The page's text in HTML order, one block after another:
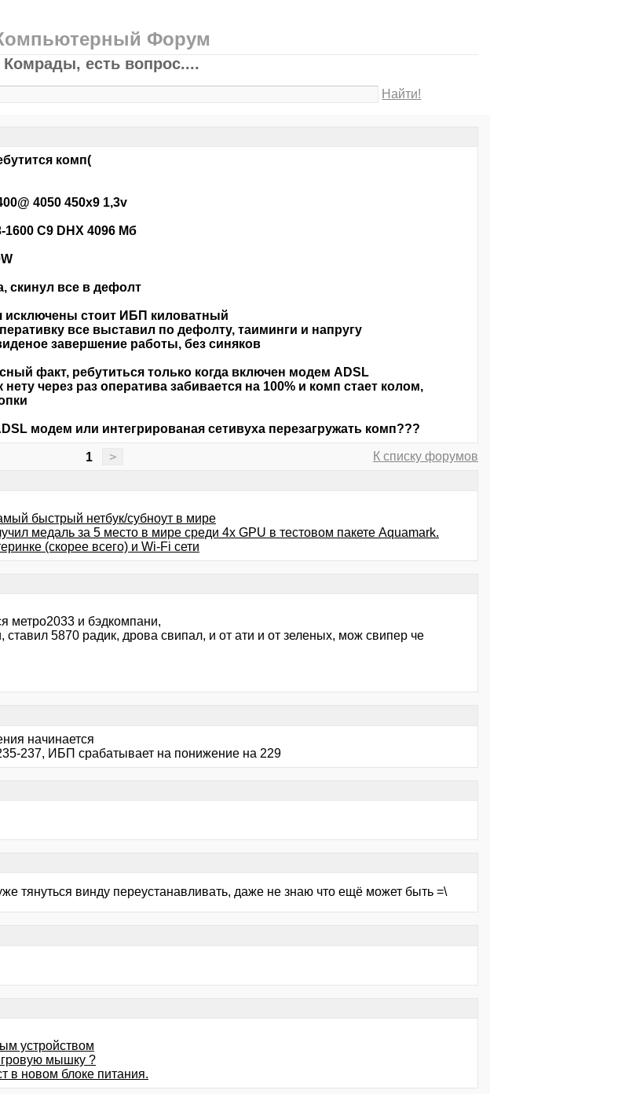
Форум
Комрады, есть вопрос....
Найти!
комп(
4050 450x9 1,3v
1600 C9 DHX 4096 Мб
скинул все в дефолт
исключены стоит ИБП киловатный
все выставил по дефолту, таиминги и напругу
завершение работы, без синяков
факт, ребутиться только когда включен модем ADSL
через раз оператива забивается на 100% и комп стает колом,
модем или интегрированая сетивуха перезагружать комп???
1 >
К списку форумов
быстрый нетбук/субноут в мире
медаль за 5 место в мире среди 4х GPU в тестовом пакете Aquamark.
(скорее всего) и Wi-Fi сети
метро2033 и бэдкомпани,
ставил 5870 радик, дрова свипал, и от ати и от зеленых, мож свипер че
начинается
237, ИБП срабатывает на понижение на 229
тянуться винду переустанавливать, даже не знаю что ещё может быть =\
устройством
мышку ?
в новом блоке питания.